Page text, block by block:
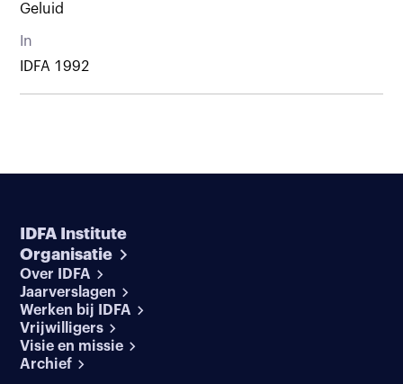
Geluid
In
IDFA 1992
IDFA Institute
Organisatie
Over IDFA
Jaarverslagen
Werken bij IDFA
Vrijwilligers
Visie en missie
Archief